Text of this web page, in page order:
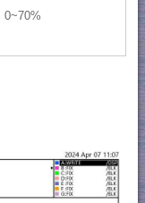
0~70%